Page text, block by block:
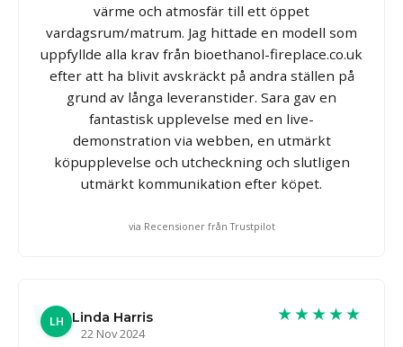
värme och atmosfär till ett öppet
vardagsrum/matrum. Jag hittade en modell som
uppfyllde alla krav från bioethanol-fireplace.co.uk
efter att ha blivit avskräckt på andra ställen på
grund av långa leveranstider. Sara gav en
fantastisk upplevelse med en live-
demonstration via webben, en utmärkt
köpupplevelse och utcheckning och slutligen
utmärkt kommunikation efter köpet.
via Recensioner från Trustpilot
LH
Linda Harris
22 Nov 2024
★★★★★